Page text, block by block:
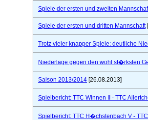
Spiele der ersten und zweiten
Spiele der ersten und dritten Mannschaft
Trotz vieler knapper Spiele: deutliche
Niederlage gegen den wohl st�rksten
Saison 2013/2014 [26.08.2013]
Spielbericht: TTC Winnen II - TTC
Spielbericht: TTC H�chstenbach V -